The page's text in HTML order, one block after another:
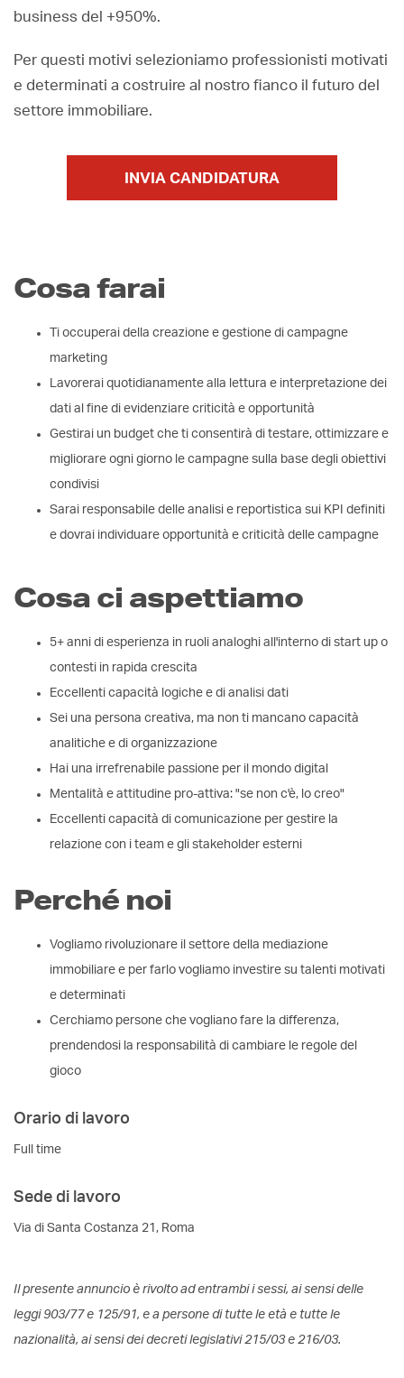
business del +950%.
Per questi motivi selezioniamo professionisti motivati
e determinati a costruire al nostro fianco il futuro del
settore immobiliare.
INVIA CANDIDATURA
Cosa farai
Ti occuperai della creazione e gestione di campagne
marketing
Lavorerai quotidianamente alla lettura e interpretazione dei
dati al fine di evidenziare criticità e opportunità
Gestirai un budget che ti consentirà di testare, ottimizzare e
migliorare ogni giorno le campagne sulla base degli obiettivi
condivisi
Sarai responsabile delle analisi e reportistica sui KPI definiti
e dovrai individuare opportunità e criticità delle campagne
Cosa ci aspettiamo
5+ anni di esperienza in ruoli analoghi all'interno di start up o
contesti in rapida crescita
Eccellenti capacità logiche e di analisi dati
Sei una persona creativa, ma non ti mancano capacità
analitiche e di organizzazione
Hai una irrefrenabile passione per il mondo digital
Mentalità e attitudine pro-attiva: "se non c'è, lo creo"
Eccellenti capacità di comunicazione per gestire la
relazione con i team e gli stakeholder esterni
Perché noi
Vogliamo rivoluzionare il settore della mediazione
immobiliare e per farlo vogliamo investire su talenti motivati
e determinati
Cerchiamo persone che vogliano fare la differenza,
prendendosi la responsabilità di cambiare le regole del
gioco
Orario di lavoro
Full time
Sede di lavoro
Via di Santa Costanza 21, Roma
Il presente annuncio è rivolto ad entrambi i sessi, ai sensi delle
leggi 903/77 e 125/91, e a persone di tutte le età e tutte le
nazionalità, ai sensi dei decreti legislativi 215/03 e 216/03.